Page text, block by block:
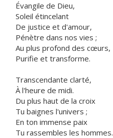
Évangile de Dieu,
Soleil étincelant
De justice et d'amour,
Pénètre dans nos vies ;
Au plus profond des cœurs,
Purifie et transforme.
Transcendante clarté,
À l'heure de midi.
Du plus haut de la croix
Tu baignes l'univers ;
En ton immense paix
Tu rassembles les hommes.